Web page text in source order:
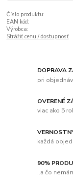
Číslo produktu:
EAN kód:
Výrobca:
Strážiť cenu / dostupnosť
DOPRAVA
pri
OVERENÉ
viac ako 5
každá
90%
..a čo